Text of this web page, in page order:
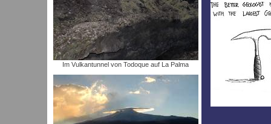
Im Vulkantunnel von Todoque auf La Palma